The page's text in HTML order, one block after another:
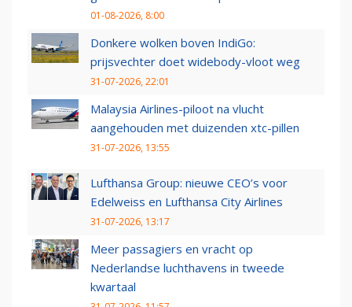
01-08-2026, 8:00
Donkere wolken boven IndiGo:
prijsvechter doet widebody-vloot weg
31-07-2026, 22:01
Malaysia Airlines-piloot na vlucht
aangehouden met duizenden xtc-pillen
31-07-2026, 13:55
Lufthansa Group: nieuwe CEO’s voor
Edelweiss en Lufthansa City Airlines
31-07-2026, 13:17
Meer passagiers en vracht op
Nederlandse luchthavens in tweede
kwartaal